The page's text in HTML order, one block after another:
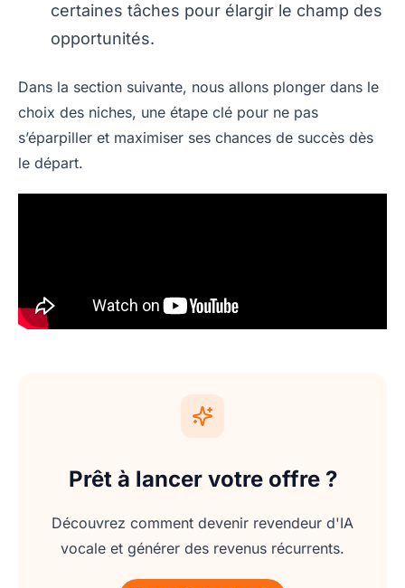
certaines tâches pour élargir le champ des
opportunités.
Dans la section suivante, nous allons plonger dans le
choix des niches, une étape clé pour ne pas
s’éparpiller et maximiser ses chances de succès dès
le départ.
Prêt à lancer votre offre ?
Découvrez comment devenir revendeur d'IA
vocale et générer des revenus récurrents.